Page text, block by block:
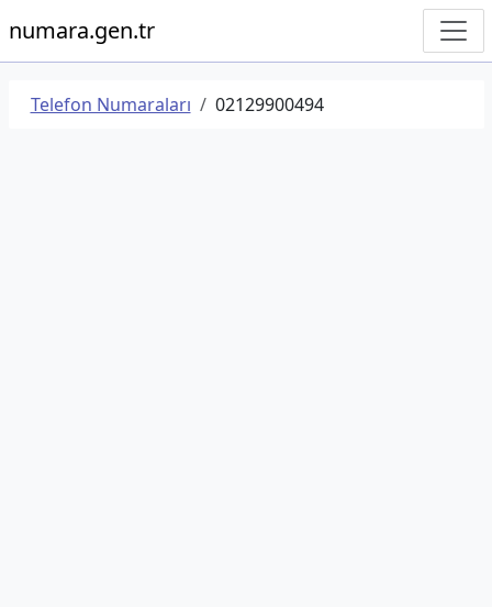
numara.gen.tr
Telefon Numaraları 02129900494